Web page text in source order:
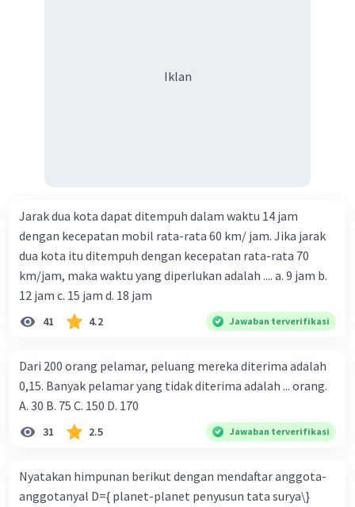
Iklan
Jarak dua kota dapat ditempuh dalam waktu 14 jam
dengan kecepatan mobil rata-rata 60 km/ jam. Jika jarak
dua kota itu ditempuh dengan kecepatan rata-rata 70
km/jam, maka waktu yang diperlukan adalah .... a. 9 jam b.
12 jam c. 15 jam d. 18 jam
41 4.2 Jawaban terverifikasi
Dari 200 orang pelamar, peluang mereka diterima adalah
0,15. Banyak pelamar yang tidak diterima adalah ... orang.
A. 30 B. 75 C. 150 D. 170
31 2.5 Jawaban terverifikasi
Nyatakan himpunan berikut dengan mendaftar anggota-
anggotanyal D={ planet-planet penyusun tata surya\}